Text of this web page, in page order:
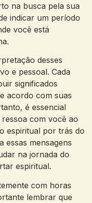
na busca pela sua
indicar um período
você está
desses
e pessoal. Cada
significados
acordo com suas
é essencial
com você ao
espiritual por trás do
essas mensagens
na jornada do
espiritual.
com horas
lembrar que